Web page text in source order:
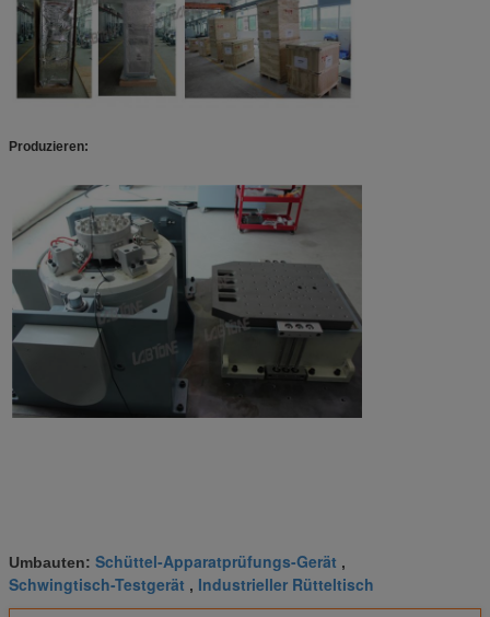
Produzieren:
Umbauten: Schüttel-Apparatprüfungs-Gerät ,
Schwingtisch-Testgerät , Industrieller Rütteltisch